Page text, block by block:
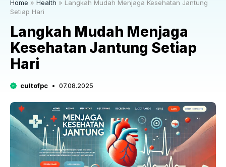
Home » Health » Langkah Mudah Menjaga Kesehatan Jantung
Setiap Hari
Langkah Mudah Menjaga
Kesehatan Jantung Setiap
Hari
cultofpc 07.08.2025